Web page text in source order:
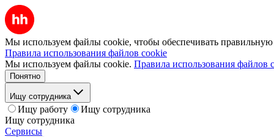
Мы используем файлы cookie, чтобы обеспечивать правильную
Правила использования файлов cookie
Мы используем файлы cookie. Правила использования файлов
Понятно
Ищу сотрудника
Ищу работу
Ищу сотрудника
Ищу сотрудника
Сервисы